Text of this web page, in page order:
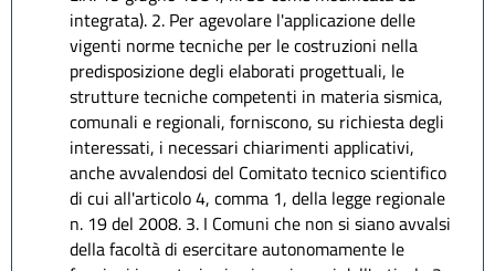
integrata). 2. Per agevolare l'applicazione delle
vigenti norme tecniche per le costruzioni nella
predisposizione degli elaborati progettuali, le
strutture tecniche competenti in materia sismica,
comunali e regionali, forniscono, su richiesta degli
interessati, i necessari chiarimenti applicativi,
anche avvalendosi del Comitato tecnico scientifico
di cui all'articolo 4, comma 1, della legge regionale
n. 19 del 2008. 3. I Comuni che non si siano avvalsi
della facoltà di esercitare autonomamente le